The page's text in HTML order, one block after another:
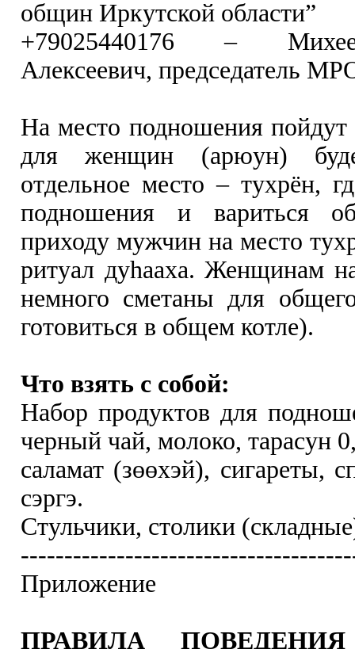
общин Иркутской области”
+79025440176 –
Алексеевич, председатель
На место подношения
для женщин (арюун)
отдельное место – тухрён,
подношения и вариться
приходу мужчин на место
ритуал дуhааха. Женщинам
немного сметаны для
готовиться в общем котле).
Что взять с собой:
Набор продуктов для
черный чай, молоко, тарасун
саламат (зөөхэй), сигареты,
сэргэ.
Стульчики, столики
Приложение
ПРАВИЛА